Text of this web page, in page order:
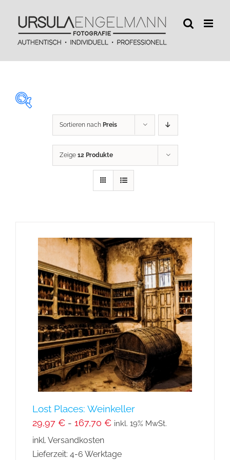
Inhalt
springen
240
Sortieren nach Preis
Zeige 12 Produkte
Lost Places: Weinkeller
29,97 € - 167,70 € inkl. 19% MwSt.
inkl. Versandkosten
Lieferzeit: 4-6 Werktage